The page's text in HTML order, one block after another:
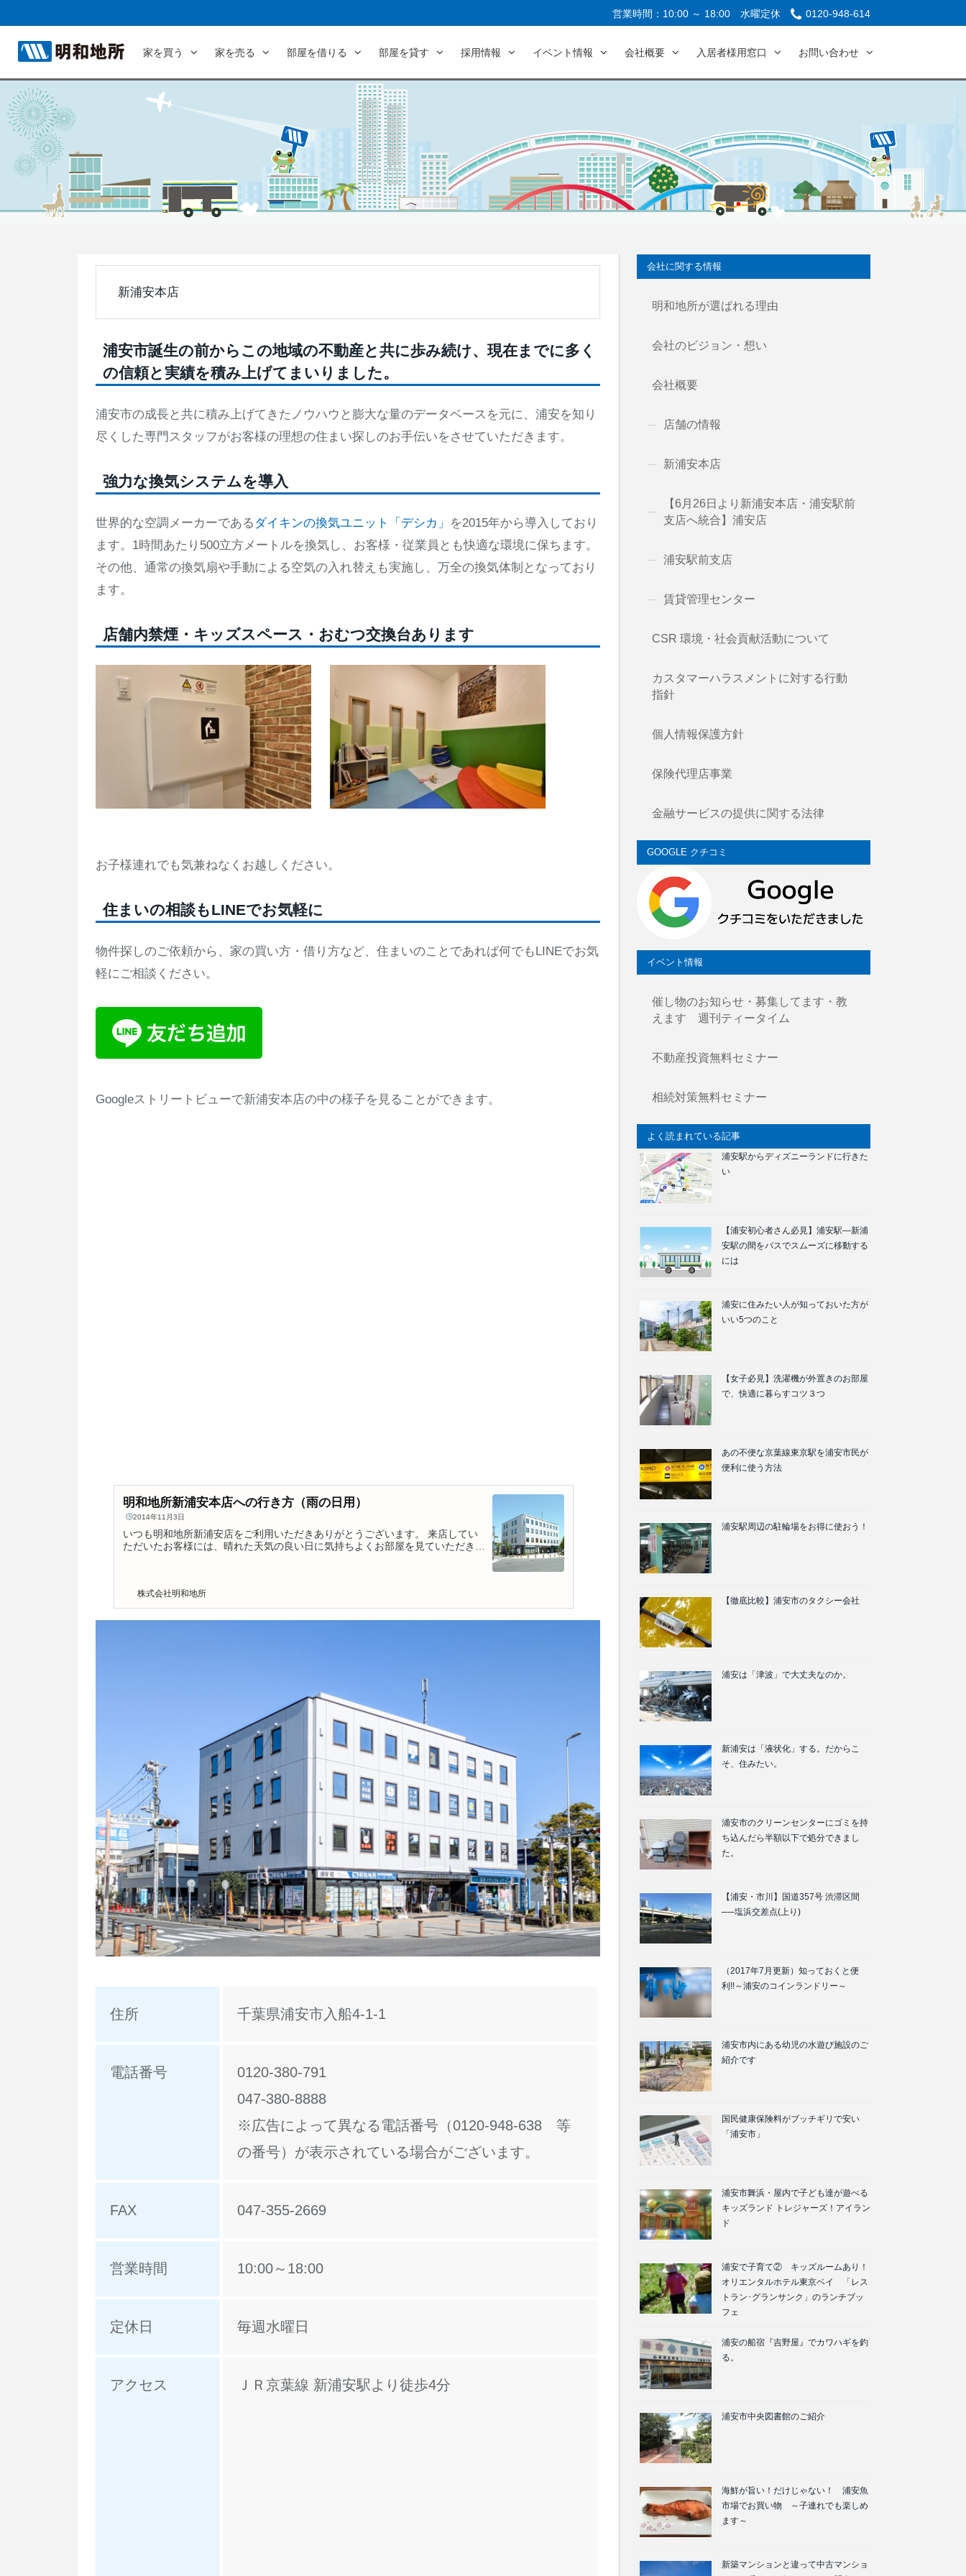
営業時間：10:00 ～ 18:00 水曜定休 0120-948-614
家を買う 家を売る 部屋を借りる 部屋を貸す 採用情報 イベント情報 会社概要 入居者様用窓口 お問い合わせ
新浦安本店
浦安市誕生の前からこの地域の不動産と共に歩み続け、現在までに多く
の信頼と実績を積み上げてまいりました。
浦安市の成長と共に積み上げてきたノウハウと膨大な量のデータベースを元に、浦安を知り
尽くした専門スタッフがお客様の理想の住まい探しのお手伝いをさせていただきます。
強力な換気システムを導入
世界的な空調メーカーである ダイキンの換気ユニット「デシカ」
を2015年から導入しており
ます。1時間あたり500立方メートルを換気し、お客様・従業員とも快適な環境に保ちます。
その他、通常の換気扇や手動による空気の入れ替えも実施し、万全の換気体制となっており
ます。
店舗内禁煙・キッズスペース・おむつ交換台あります
お子様連れでも気兼ねなくお越しください。
住まいの相談もLINEでお気軽に
物件探しのご依頼から、家の買い方・借り方など、住まいのことであれば何でもLINEでお気
軽にご相談ください。
Googleストリートビューで新浦安本店の中の様子を見ることができます。
明和地所新浦安本店への行き方（雨の日用）
2014年11月3日
いつも明和地所新浦安店をご利用いただきありがとうございます。 来店してい
ただいたお客様には、晴れた天気の良い日に気持ちよくお部屋を見ていただきた
雨に濡れずに信号待ちが少ない、新浦安駅から明和地所までの行き方」をご紹介
したいと思います。 今回ご紹介するのは以下のコースです。道順を...
株式会社明和地所
住所 千葉県浦安市入船4-1-1
電話番号
0120-380-791
047-380-8888
※広告によって異なる電話番号（0120-948-638 等
の番号）が表示されている場合がございます。
FAX 047-355-2669
営業時間 10:00～18:00
定休日 毎週水曜日
アクセス ＪＲ京葉線 新浦安駅より徒歩4分
会社に関する情報
明和地所が選ばれる理由
会社のビジョン・想い
会社概要
店舗の情報
新浦安本店
【6月26日より新浦安本店・浦安駅前
支店へ統合】浦安店
浦安駅前支店
賃貸管理センター
CSR 環境・社会貢献活動について
カスタマーハラスメントに対する行動
指針
個人情報保護方針
保険代理店事業
金融サービスの提供に関する法律
GOOGLE クチコミ
イベント情報
催し物のお知らせ・募集してます・教
えます 週刊ティータイム
不動産投資無料セミナー
相続対策無料セミナー
よく読まれている記事
浦安駅からディズニーランドに行きた
い
【浦安初心者さん必見】浦安駅―新浦
安駅の間をバスでスムーズに移動する
には
浦安に住みたい人が知っておいた方が
いい5つのこと
【女子必見】洗濯機が外置きのお部屋
で、快適に暮らすコツ３つ
あの不便な京葉線東京駅を浦安市民が
便利に使う方法
浦安駅周辺の駐輪場をお得に使おう！
【徹底比較】浦安市のタクシー会社
浦安は「津波」で大丈夫なのか。
新浦安は「液状化」する。だからこ
そ、住みたい。
浦安市のクリーンセンターにゴミを持
ち込んだら半額以下で処分できまし
た。
【浦安・市川】国道357号 渋滞区間
──塩浜交差点(上り)
（2017年7月更新）知っておくと便
利!!～浦安のコインランドリー～
浦安市内にある幼児の水遊び施設のご
紹介です
国民健康保険料がブッチギリで安い
「浦安市」
浦安市舞浜・屋内で子ども達が遊べる
キッズランド トレジャーズ！アイラン
ド
浦安で子育て② キッズルームあり！
オリエンタルホテル東京ベイ 「レス
トラン･グランサンク」のランチブッ
フェ
浦安の船宿『吉野屋』でカワハギを釣
る。
浦安市中央図書館のご紹介
海鮮が旨い！だけじゃない！ 浦安魚
市場でお買い物 ～子連れでも楽しめ
ます～
新築マンションと違って中古マンショ